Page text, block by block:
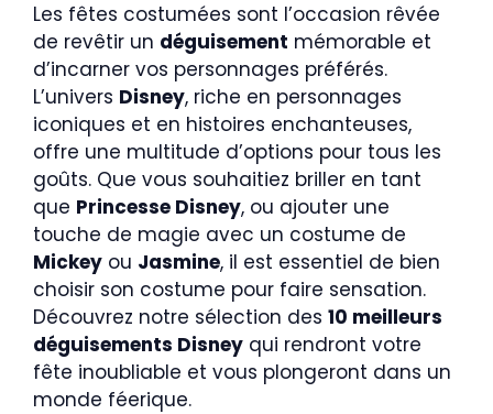
Les fêtes costumées sont l’occasion rêvée
de revêtir un déguisement mémorable et
d’incarner vos personnages préférés.
L’univers Disney, riche en personnages
iconiques et en histoires enchanteuses,
offre une multitude d’options pour tous les
goûts. Que vous souhaitiez briller en tant
que Princesse Disney, ou ajouter une
touche de magie avec un costume de
Mickey ou Jasmine, il est essentiel de bien
choisir son costume pour faire sensation.
Découvrez notre sélection des 10 meilleurs
déguisements Disney qui rendront votre
fête inoubliable et vous plongeront dans un
monde féerique.